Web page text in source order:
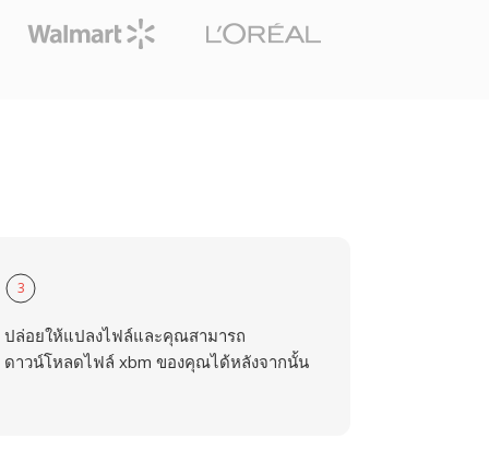
3
ปล่อยให้แปลงไฟล์และคุณสามารถ
ดาวน์โหลดไฟล์ xbm ของคุณได้หลังจากนั้น